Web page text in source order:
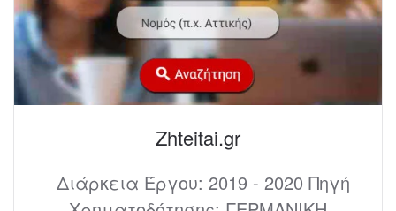
Zhteitai.gr
Διάρκεια Έργου: 2019 - 2020 Πηγή